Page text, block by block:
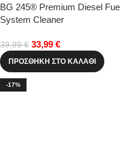
BG 245® Premium Diesel
System Cleaner
39,99€ 33,99 €
ΠΡΟΣΘΉΚΗ ΣΤΟ ΚΑΛΆΘΙ
-17%